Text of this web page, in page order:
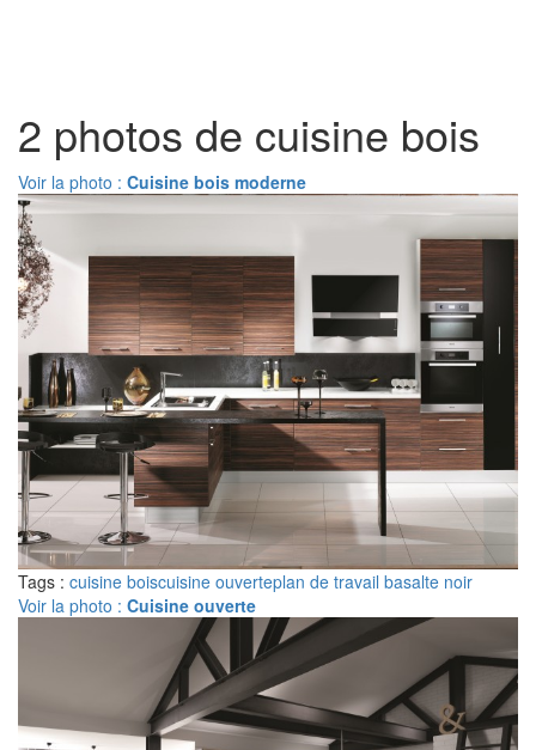
2 photos de cuisine bois
Voir la photo : Cuisine bois moderne
Tags : cuisine boiscuisine ouverteplan de travail basalte noir
Voir la photo : Cuisine ouverte